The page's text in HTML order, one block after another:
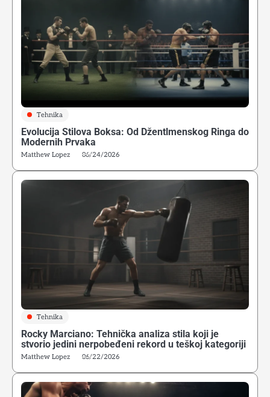
Tehnika
Evolucija Stilova Boksa: Od Džentlmenskog Ringa do
Modernih Prvaka
Matthew Lopez 06/24/2026
Tehnika
Rocky Marciano: Tehnička analiza stila koji je
stvorio jedini nerpobeđeni rekord u teškoj kategoriji
Matthew Lopez 06/22/2026